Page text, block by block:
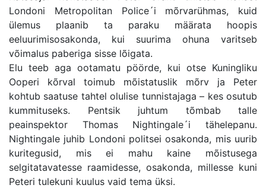
Londoni Metropolitan Police´i mõrvarühmas, kuid
ülemus plaanib ta paraku määrata hoopis
eeluurimisosakonda, kui suurima ohuna varitseb
võimalus paberiga sisse lõigata.
Elu teeb aga ootamatu pöörde, kui otse Kuningliku
Ooperi kõrval toimub mõistatuslik mõrv ja Peter
kohtub saatuse tahtel olulise tunnistajaga – kes osutub
kummituseks. Pentsik juhtum tõmbab talle
peainspektor Thomas Nightingale´i tähelepanu.
Nightingale juhib Londoni politsei osakonda, mis uurib
kuritegusid, mis ei mahu kaine mõistusega
selgitatavatesse raamidesse, osakonda, millesse kuni
Peteri tulekuni kuulus vaid tema üksi.